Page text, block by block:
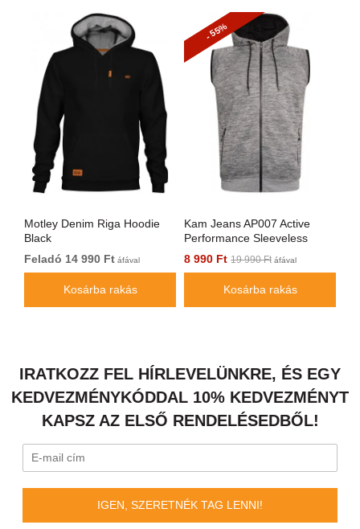
Motley Denim Riga Hoodie
Black
Feladó 14 990 Ft áfával
Kosárba rakás
Kam Jeans AP007 Active
Performance Sleeveless
Hoody Grey
- 55%
8 990 Ft 19 990 Ft áfával
Kosárba rakás
IRATKOZZ FEL HÍRLEVELÜNKRE, ÉS EGY
KEDVEZMÉNYKÓDDAL 10% KEDVEZMÉNYT
KAPSZ AZ ELSŐ RENDELÉSEDBŐL!
IGEN, SZERETNÉK TAG LENNI!